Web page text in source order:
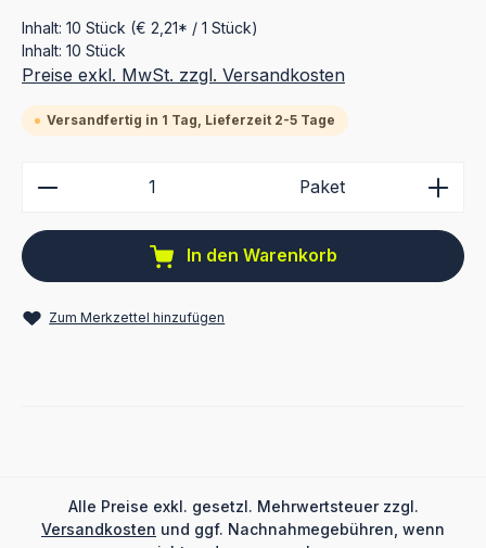
Inhalt: 10 Stück (€ 2,21* / 1 Stück)
Inhalt: 10 Stück
Preise exkl. MwSt. zzgl. Versandkosten
Versandfertig in 1 Tag, Lieferzeit 2-5 Tage
Produkt Anzahl: Gib den gewünschten Wert ein
Paket
In den Warenkorb
Zum Merkzettel hinzufügen
Alle Preise exkl. gesetzl. Mehrwertsteuer zzgl.
Versandkosten und ggf. Nachnahmegebühren, wenn